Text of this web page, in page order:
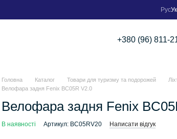
Рус
+380 (96) 811-
Головна Каталог Товари для туризму та подорожей
Велофара задня Fenix BC05R V2.0
Велофара задня Fenix
В наявності Артикул: BC05RV20 Написати відгук